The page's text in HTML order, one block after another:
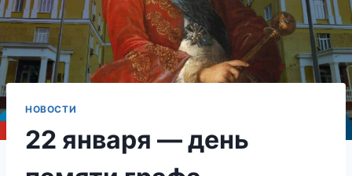
НОВОСТИ
22 января — день